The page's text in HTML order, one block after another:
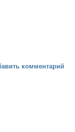
комментарий